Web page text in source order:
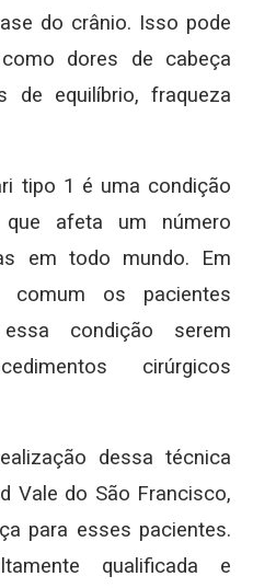
do crânio. Isso pode
dores de cabeça
de equilíbrio, fraqueza
tipo 1 é uma condição
que afeta um número
em todo mundo. Em
os pacientes
condição serem
cirúrgicos
dessa técnica
Vale do São Francisco,
para esses pacientes.
qualificada e